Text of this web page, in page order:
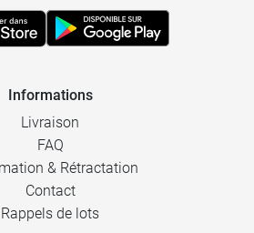
Informations
Livraison
FAQ
& Rétractation
Contact
Rappels de lots